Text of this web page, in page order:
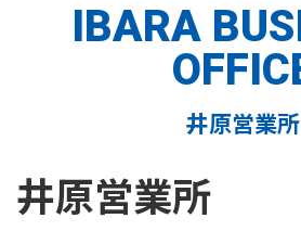
IBARA
井原営業所
井原営業所